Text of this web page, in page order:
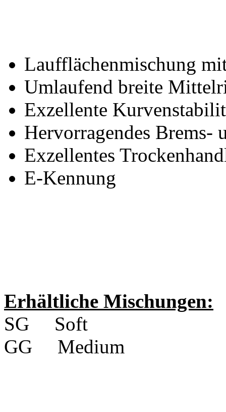
Laufflächenmischung
Umlaufend breite
Exzellente
Hervorragendes Brems-
Exzellentes
E-Kennung
Erhältliche Mischungen:
SG Soft
GG Medium